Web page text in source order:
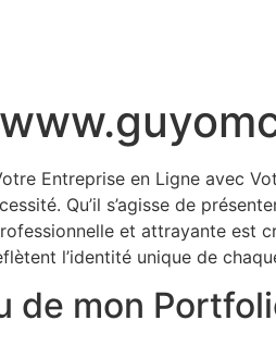
Entreprise en Ligne avec
Qu’il s’agisse de
et attrayante est
l’identité unique de
de mon